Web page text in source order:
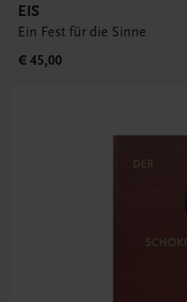
EIS
Ein Fest für die Sinne
€ 45,00